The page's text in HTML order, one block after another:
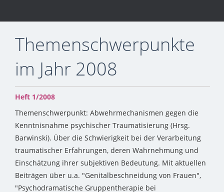
Themenschwerpunkte
im Jahr 2008
Heft 1/2008
Themenschwerpunkt: Abwehrmechanismen gegen die
Kenntnisnahme psychischer Traumatisierung (Hrsg.
Barwinski). Über die Schwierigkeit bei der Verarbeitung
traumatischer Erfahrungen, deren Wahrnehmung und
Einschätzung ihrer subjektiven Bedeutung. Mit aktuellen
Beiträgen über u.a. "Genitalbeschneidung von Frauen",
"Psychodramatische Gruppentherapie bei